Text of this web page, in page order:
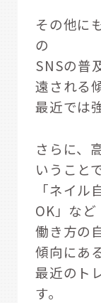
その他に
の
SNSの普
遠される
最近では
さらに、
いうこと
「ネイ
OK」など
働き方の
傾向にあ
最近のト
す。